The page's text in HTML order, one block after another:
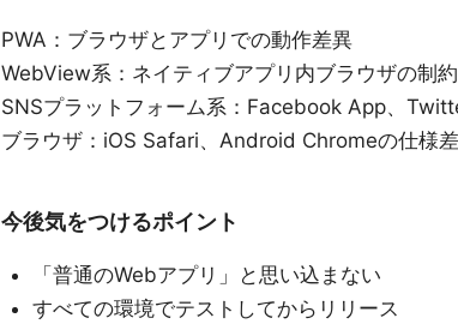
PWA：ブラウザとアプリでの動作差異
WebView系：ネイティブアプリ内ブラウザの制約
SNSプラットフォーム系：Facebook App、
ブラウザ：iOS Safari、Android Chromeの仕様差
今後気をつけるポイント
「普通のWebアプリ」と思い込まない
すべての環境でテストしてからリリース